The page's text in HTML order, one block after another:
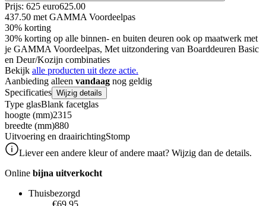
Prijs: 625 euro625.00
437.50 met GAMMA Voordeelpas
30% korting
30% korting op alle binnen- en buiten deuren ook op maatwerk met
je GAMMA Voordeelpas, Met uitzondering van Boarddeuren Basic
en Deur/Kozijn combinaties
Bekijk alle producten uit deze actie.
Aanbieding alleen vandaag nog geldig
Specificaties Wijzig details
Type glasBlank facetglas
hoogte (mm)2315
breedte (mm)880
Uitvoering en draairichtingStomp
Liever een andere kleur of andere maat? Wijzig dan de details.
Online bijna uitverkocht
Thuisbezorgd
€69.95